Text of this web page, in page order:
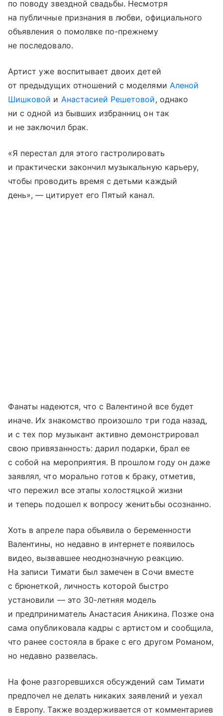
по поводу звездной свадьбы. Несмотря
на публичные признания в любви, официального
объявления о помолвке по-прежнему
не последовало.
Артист уже воспитывает двоих детей
от предыдущих отношений с моделями Аленой
Шишковой и Анастасией Решетовой, однако
ни с одной из бывших избранниц он так
и не заключил брак.
«Я перестал для этого гастролировать
и практически закончил музыкальную карьеру,
чтобы проводить время с детьми каждый
день», — цитирует его Пятый канал.
Фанаты надеются, что с Валентиной все будет
иначе. Их знакомство произошло три года назад,
и с тех пор музыкант активно демонстрировал
свою привязанность: дарил подарки, брал ее
с собой на мероприятия. В прошлом году он даже
заявлял, что морально готов к браку, отметив,
что пережил все этапы холостяцкой жизни
и теперь подошел к вопросу женитьбы осознанно.
Хоть в апреле пара объявила о беременности
Валентины, но недавно в интернете появилось
видео, вызвавшее неоднозначную реакцию.
На записи Тимати был замечен в Сочи вместе
с брюнеткой, личность которой быстро
установили — это 30-летняя модель
и предприниматель Анастасия Аникина. Позже она
сама опубликовала кадры с артистом и сообщила,
что ранее состояла в браке с его другом Романом,
но недавно развелась.
На фоне разгоревшихся обсуждений сам Тимати
предпочел не делать никаких заявлений и уехал
в Европу. Также воздерживается от комментариев